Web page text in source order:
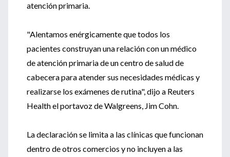
atención primaria.
"Alentamos enérgicamente que todos los
pacientes construyan una relación con un médico
de atención primaria de un centro de salud de
cabecera para atender sus necesidades médicas y
realizarse los exámenes de rutina", dijo a Reuters
Health el portavoz de Walgreens, Jim Cohn.
La declaración se limita a las clínicas que funcionan
dentro de otros comercios y no incluyen a las